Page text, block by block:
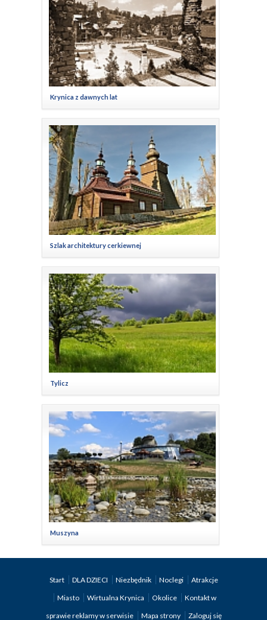
Krynica z dawnych lat
Szlak architektury cerkiewnej
Tylicz
Muszyna
Start DLA DZIECI Niezbędnik Noclegi
Atrakcje
Miasto
Wirtualna Krynica Okolice
Kontakt w
sprawie reklamy w serwisie
Mapa strony Zaloguj się